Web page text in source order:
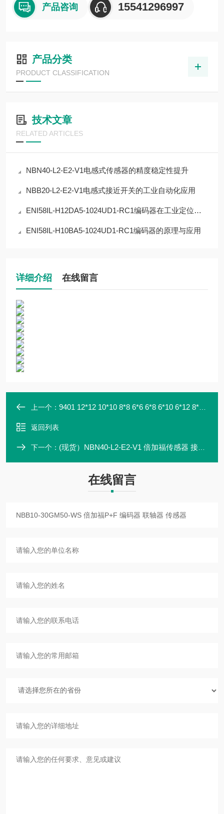
产品咨询 15541296997
产品分类
PRODUCT CLASSIFICATION
技术文章
RELATED ARTICLES
NBN40-L2-E2-V1电感式传感器的精度稳定性提升
NBB20-L2-E2-V1电感式接近开关的工业自动化应用
ENI58IL-H12DA5-1024UD1-RC1编码器在工业定位中的应用
ENI58IL-H10BA5-1024UD1-RC1编码器的原理与应用
详细介绍 在线留言
上一个： 9401 12*12 10*10 8*8 6*6 6*8 6*10 6*12 8*10 8*12 10*12 倍加福联轴器
返回列表
下一个： (现货）NBN40-L2-E2-V1 倍加福传感器 接近开关 P+F
在线留言